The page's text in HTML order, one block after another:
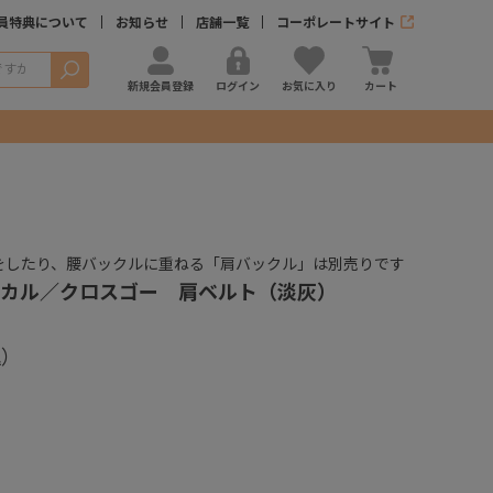
特典について お知らせ 店舗一覧 コーポレートサイト
検索
新規会員登録 ログイン お気に入り カート
たり、腰バックルに重ねる「肩バックル」は別売りです
ル／クロスゴー 肩ベルト（淡灰）